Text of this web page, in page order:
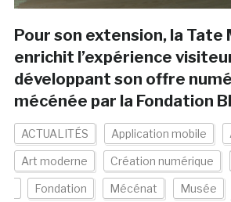
Pour son extension, la Tate
enrichit l’expérience
développant son offre
mécénée par la Fondation
ACTUALITÉS Application mobile
Art moderne Création numérique
Fondation Mécénat Musée